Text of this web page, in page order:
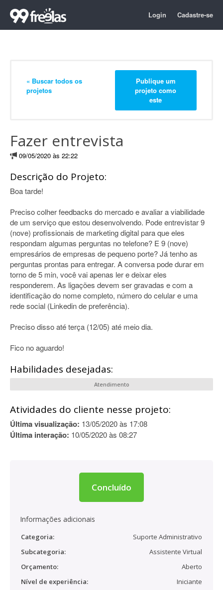
Login Cadastre-se
« Buscar todos os
projetos
Publique um
projeto como
este
Fazer entrevista
09/05/2020 às 22:22
Descrição do Projeto:
Boa tarde!
Preciso colher feedbacks do mercado e avaliar a viabilidade
de um serviço que estou desenvolvendo. Pode entrevistar 9
(nove) profissionais de marketing digital para que eles
respondam algumas perguntas no telefone? E 9 (nove)
empresários de empresas de pequeno porte? Já tenho as
perguntas prontas para entregar. A conversa pode durar em
torno de 5 min, você vai apenas ler e deixar eles
responderem. As ligações devem ser gravadas e com a
identificação do nome completo, número do celular e uma
rede social (Linkedin de preferência).
Preciso disso até terça (12/05) até meio dia.
Fico no aguardo!
Habilidades desejadas:
Atendimento
Atividades do cliente nesse projeto:
Última visualização: 13/05/2020 às 17:08
Última interação: 10/05/2020 às 08:27
Concluído
Informações adicionais
Categoria:
Suporte Administrativo
Subcategoria:
Assistente Virtual
Orçamento:
Aberto
Nível de experiência:
Iniciante